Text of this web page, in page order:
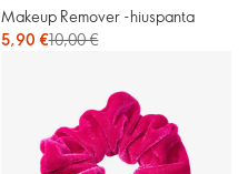
Makeup Remover -hiuspanta
5,90 €10,00 €